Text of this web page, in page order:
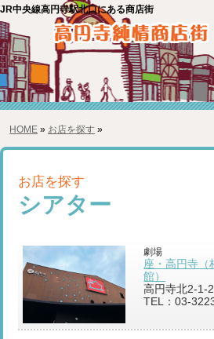
JR中央線高円寺駅北口にある商店街
HOME » お店を探す »
お店を探す
シアター
劇場
座・高円寺（
館）
高円寺北2-1-2
TEL：03-